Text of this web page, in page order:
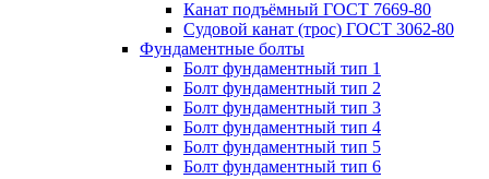
Канат подъёмный ГОСТ 7669-80
Судовой канат (трос) ГОСТ 3062-80
Фундаментные болты
Болт фундаментный тип 1
Болт фундаментный тип 2
Болт фундаментный тип 3
Болт фундаментный тип 4
Болт фундаментный тип 5
Болт фундаментный тип 6